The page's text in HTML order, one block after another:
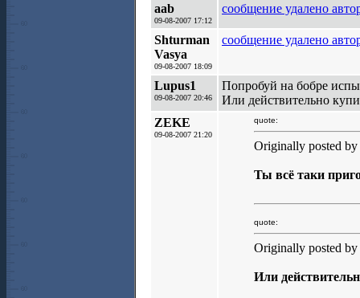
aab
09-08-2007 17:12
сообщение удалено
Shturman
Vasya
09-08-2007 18:09
сообщение удалено
Lupus1
09-08-2007 20:46
Попробуй на бобре
Или действительно
ZEKE
09-08-2007 21:20
quote:
Originally posted by
Ты всё таки
quote:
Originally posted
Или